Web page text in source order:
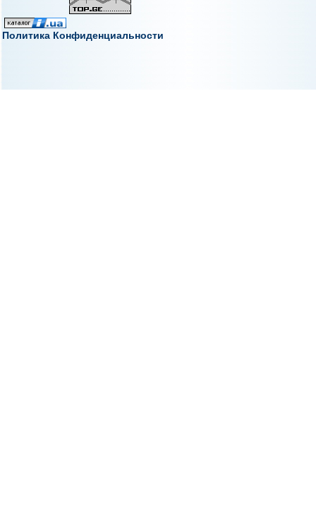
Политика Конфиденциальности